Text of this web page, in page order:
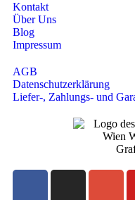
Kontakt
Über Uns
Blog
Impressum
AGB
Datenschutzerklärung
Liefer-, Zahlungs- und